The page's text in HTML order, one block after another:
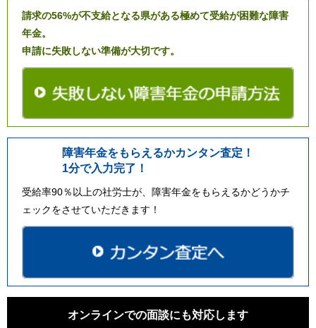
請求の56%が不支給となる県がある極めて受給が困難な障害
年金。
申請に失敗しない準備が大切です。
障害年金をもらえるかカンタン査定！
1分で入力完了！
受給率90％以上の社労士が、障害年金をもらえるかどうかチ
ェックをさせていただきます！
オンラインでの面談にも対応します